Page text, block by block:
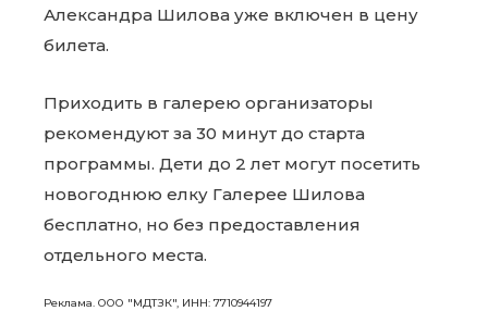
Александра Шилова уже включен в цену
билета.
Приходить в галерею организаторы
рекомендуют за 30 минут до старта
программы. Дети до 2 лет могут посетить
новогоднюю елку Галерее Шилова
бесплатно, но без предоставления
отдельного места.
Реклама. ООО "МДТЗК", ИНН: 7710944197